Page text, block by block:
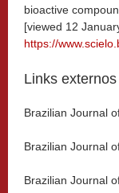
bioactive
[viewed 12
https://
Links externos
Brazilian Journal
Brazilian Journal
Brazilian Journal